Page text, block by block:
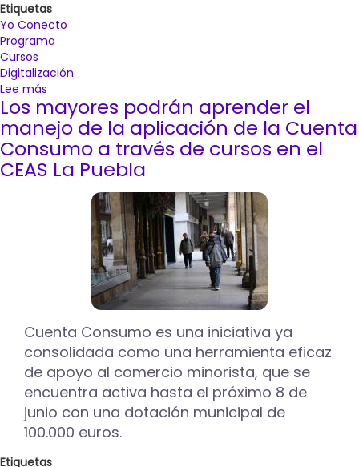
Etiquetas
Yo Conecto
Programa
Cursos
Digitalización
Lee más
El
Ayuntamiento
de
Palencia
impulsa
digitalización
ciudadanía
programa
‘Yo
Conecto’
Los mayores podrán aprender el
manejo de la aplicación de la Cuenta
Consumo a través de cursos en el
CEAS La Puebla
Cuenta Consumo es una iniciativa ya
consolidada como una herramienta eficaz
de apoyo al comercio minorista, que se
encuentra activa hasta el próximo 8 de
junio con una dotación municipal de
100.000 euros.
Etiquetas